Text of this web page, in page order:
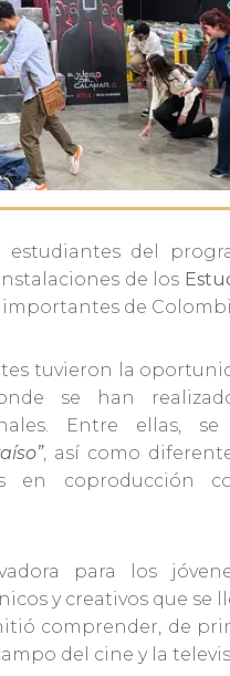
estudiantes del
de los
de
tuvieron la
se han
Entre ellas,
, así como
en coproducción
para los
y creativos que se
comprender, de
del cine y la